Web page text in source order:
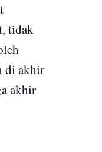
tidak
di akhir
akhir